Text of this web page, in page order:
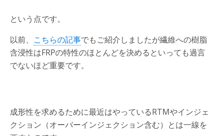
という点です。
以前、 こちらの記事でもご紹介しましたが繊維への樹脂
含浸性はFRPの特性のほとんどを決めるといっても過言
でないほど重要です。
成形性を求めるために最近はやっているRTMやインジェ
クション（オーバーインジェクション含む）とは一線を